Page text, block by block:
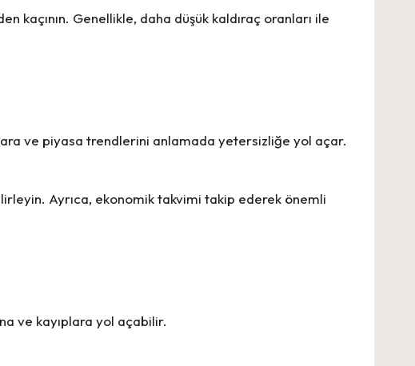
kaçının. Genellikle, daha düşük kaldıraç oranları ile
ve piyasa trendlerini anlamada yetersizliğe yol açar.
Ayrıca, ekonomik takvimi takip ederek önemli
ve kayıplara yol açabilir.